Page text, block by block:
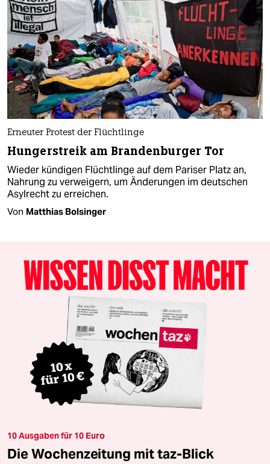
Erneuter Protest der Flüchtlinge
Hungerstreik am Brandenburger Tor
Wieder kündigen Flüchtlinge auf dem Pariser Platz an,
Nahrung zu verweigern, um Änderungen im deutschen
Asylrecht zu erreichen.
Von Matthias Bolsinger
10 Ausgaben für 10 Euro
Die Wochenzeitung mit taz-Blick